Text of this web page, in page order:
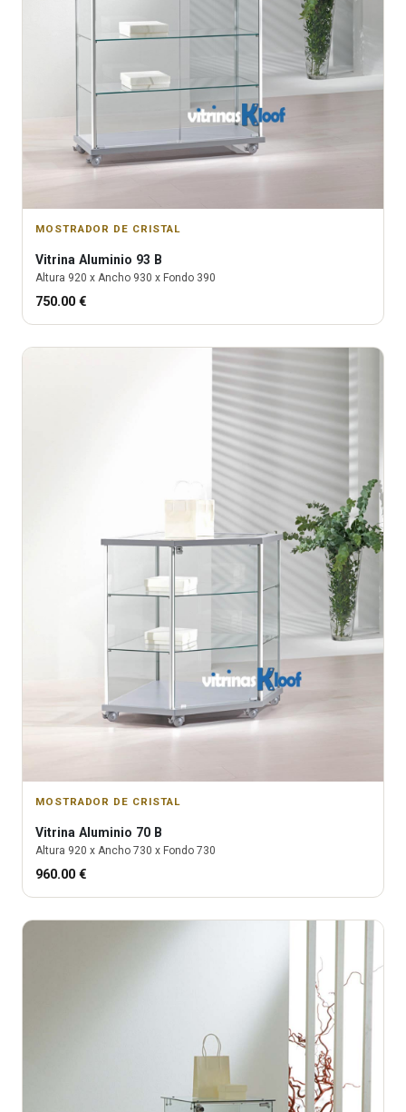
MOSTRADOR DE CRISTAL
Vitrina Aluminio 93 B
Altura 920 x Ancho 930 x Fondo 390
750.00 €
MOSTRADOR DE CRISTAL
Vitrina Aluminio 70 B
Altura 920 x Ancho 730 x Fondo 730
960.00 €